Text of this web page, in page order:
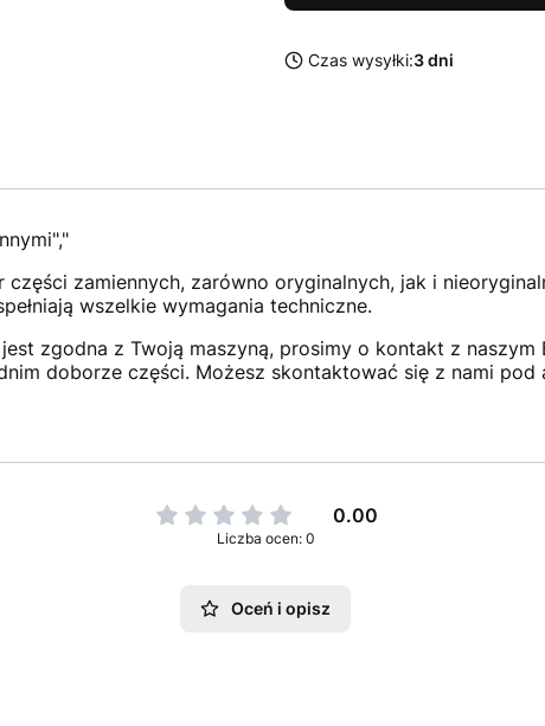
Czas wysyłki:3 dni
zamiennych, zarówno oryginalnych, jak i
wszelkie wymagania techniczne.
zgodna z Twoją maszyną, prosimy o kontakt z naszym
doborze części. Możesz skontaktować się z nami pod
0.00
Liczba ocen: 0
Oceń i opisz